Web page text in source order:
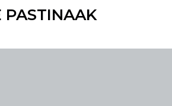
PASTINAAK